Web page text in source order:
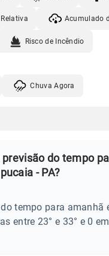
Acumulado
Risco de Incêndio
Chuva Agora
previsão do tempo
- PA?
tempo para amanhã
entre 23° e 33° e 0